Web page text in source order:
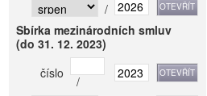
/
Sbírka mezinárodních smluv
(do 31. 12. 2023)
číslo
/